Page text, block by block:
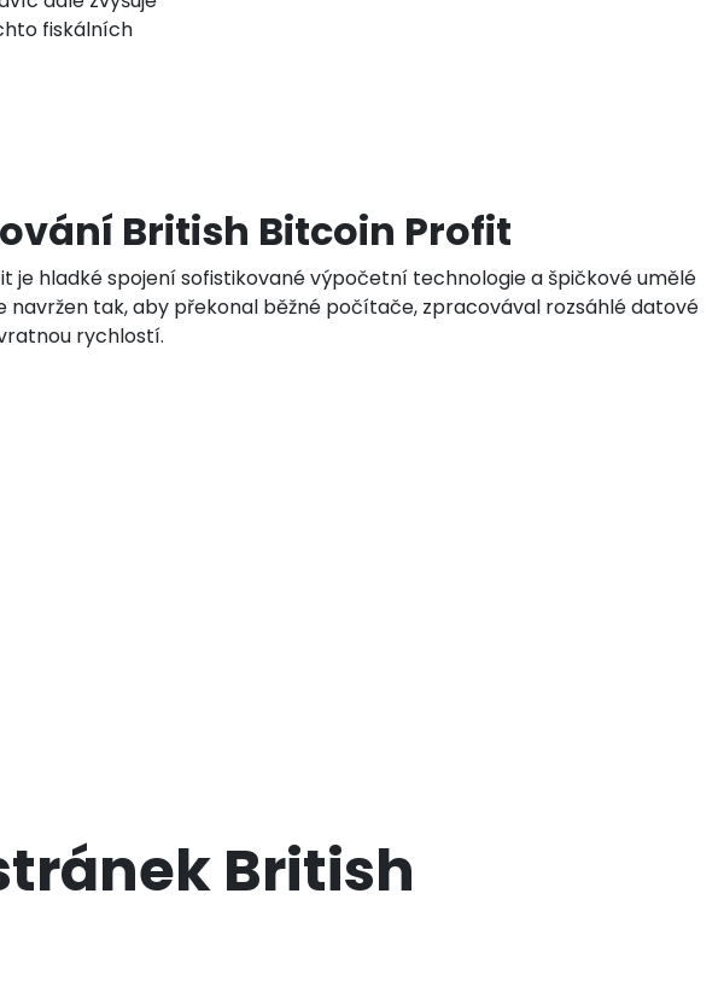
fiskálních
British Bitcoin Profit
je hladké spojení sofistikované výpočetní technologie a špičkové umělé
navržen tak, aby překonal běžné počítače, zpracovával rozsáhlé datové
rychlostí.
British